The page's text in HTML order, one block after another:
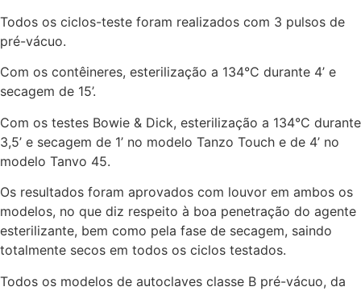
Todos os ciclos-teste foram realizados com 3 pulsos de
pré-vácuo.
Com os contêineres, esterilização a 134°C durante 4’ e
secagem de 15’.
Com os testes Bowie & Dick, esterilização a 134°C durante
3,5’ e secagem de 1’ no modelo Tanzo Touch e de 4’ no
modelo Tanvo 45.
Os resultados foram aprovados com louvor em ambos os
modelos, no que diz respeito à boa penetração do agente
esterilizante, bem como pela fase de secagem, saindo
totalmente secos em todos os ciclos testados.
Todos os modelos de autoclaves classe B pré-vácuo, da